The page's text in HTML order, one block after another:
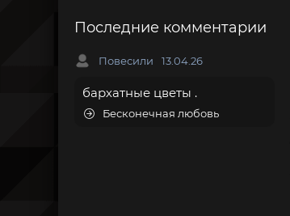
Последние комментарии
Повесили 13.04.26
бархатные цветы .
Бесконечная любовь